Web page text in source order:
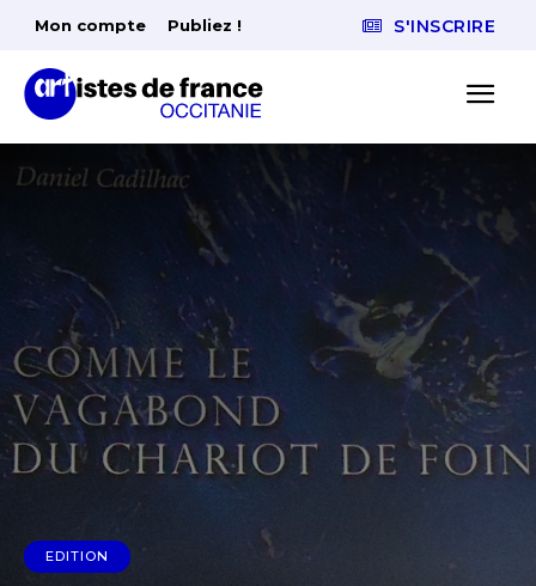
Mon compte Publiez ! S'INSCRIRE
EDITION